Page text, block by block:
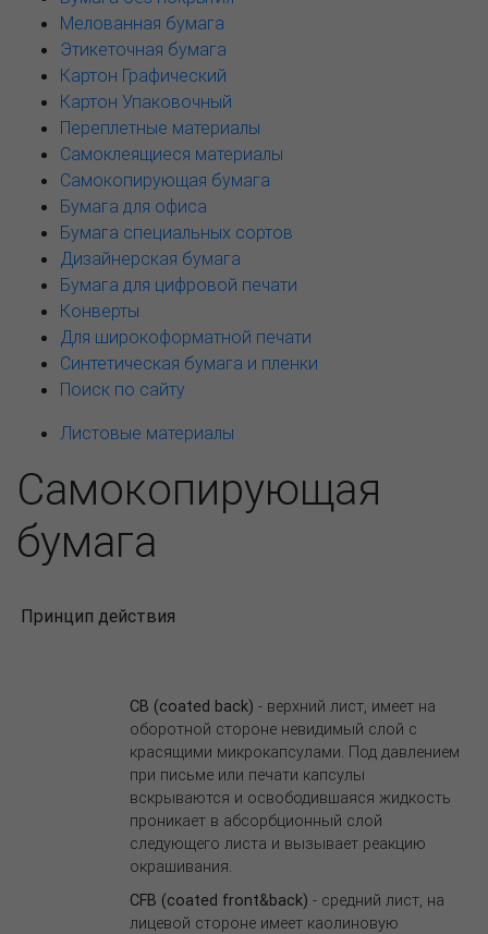
Мелованная бумага
Этикеточная бумага
Картон Графический
Картон Упаковочный
Переплетные материалы
Самоклеящиеся материалы
Самокопирующая бумага
Бумага для офиса
Бумага специальных сортов
Дизайнерская бумага
Бумага для цифровой печати
Конверты
Для широкоформатной печати
Синтетическая бумага и пленки
Поиск по сайту
Листовые материалы
Самокопирующая
бумага
Принцип действия
CB (coated back) - верхний лист, имеет на
оборотной стороне невидимый слой с
красящими микрокапсулами. Под давлением
при письме или печати капсулы
вскрываются и освободившаяся жидкость
проникает в абсорбционный слой
следующего листа и вызывает реакцию
окрашивания.
CFB (coated front&back) - cредний лист, на
лицевой стороне имеет каолиновую